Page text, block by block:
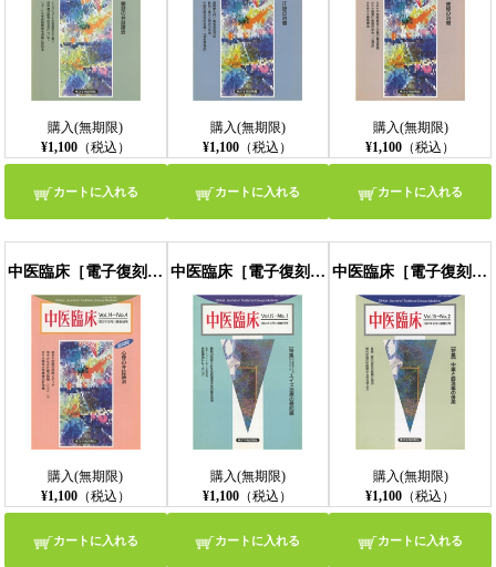
購入(無期限)
¥1,100（税込）
カートに入れる
購入(無期限)
¥1,100 （税込）
カートに入れる
購入(無期限)
¥1,100 （税込）
カートに入れる
中医臨床［電子復刻版］通巻55号
購入(無期限)
¥1,100（税込）
カートに入れる
中医臨床［電子復刻版］通巻56号
購入(無期限)
¥1,100 （税込）
カートに入れる
中医臨床［電子復刻版］通巻57号
購入(無期限)
¥1,100 （税込）
カートに入れる